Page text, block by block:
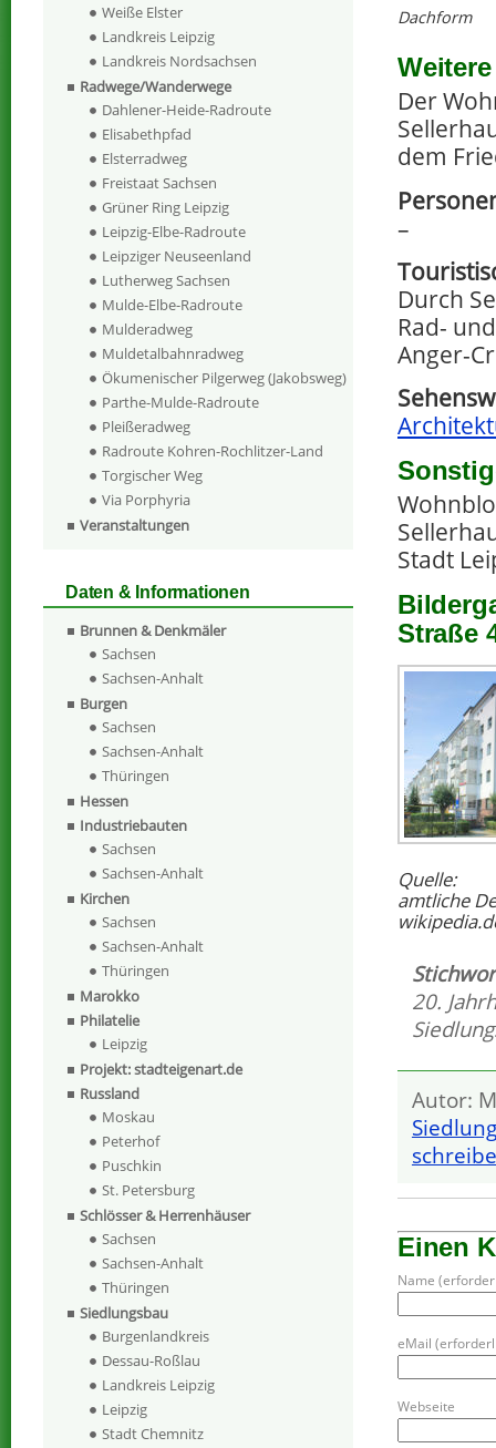
Dachform
Der
dem
–
Durch
Rad-
Anger-
Stadt
Straße
Quelle:
amtliche
20.
Autor:
Einen
Name
eMail
Webseite
Weiße Elster
Landkreis Leipzig
Landkreis Nordsachsen
Radwege/Wanderwege
Dahlener-Heide-Radroute
Elisabethpfad
Elsterradweg
Freistaat Sachsen
Grüner Ring Leipzig
Leipzig-Elbe-Radroute
Leipziger Neuseenland
Lutherweg Sachsen
Mulde-Elbe-Radroute
Mulderadweg
Muldetalbahnradweg
Ökumenischer Pilgerweg (Jakobsweg)
Parthe-Mulde-Radroute
Pleißeradweg
Radroute Kohren-Rochlitzer-Land
Torgischer Weg
Via Porphyria
Veranstaltungen
Daten & Informationen
Brunnen & Denkmäler
Sachsen
Sachsen-Anhalt
Burgen
Sachsen
Sachsen-Anhalt
Thüringen
Hessen
Industriebauten
Sachsen
Sachsen-Anhalt
Kirchen
Sachsen
Sachsen-Anhalt
Thüringen
Marokko
Philatelie
Leipzig
Projekt: stadteigenart.de
Russland
Moskau
Peterhof
Puschkin
St. Petersburg
Schlösser & Herrenhäuser
Sachsen
Sachsen-Anhalt
Thüringen
Siedlungsbau
Burgenlandkreis
Dessau-Roßlau
Landkreis Leipzig
Leipzig
Stadt Chemnitz